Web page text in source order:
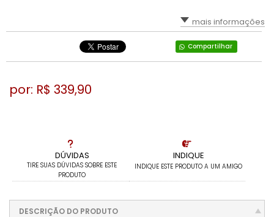
mais informações
Compartilhar
DÚVIDAS
TIRE SUAS DÚVIDAS SOBRE ESTE
PRODUTO
INDIQUE
INDIQUE ESTE PRODUTO A UM AMIGO
por: R$ 339,90
DESCRIÇÃO DO PRODUTO